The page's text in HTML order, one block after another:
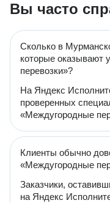
Вы часто
Сколько в
которые оказывают
перевозки»?
На Яндекс
проверенных
«Междугородные
Клиенты обычно
«Междугородные
Заказчики,
на Яндекс